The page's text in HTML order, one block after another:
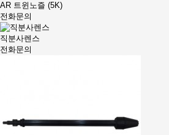
AR 트윈노즐 (5K)
전화문의
직분사렌스
전화문의